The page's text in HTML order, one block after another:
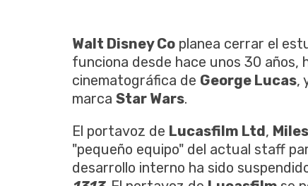
Walt Disney Co planea cerrar el
funciona desde hace unos 30 años,
cinematográfica de George Lucas,
marca Star Wars.
El portavoz de Lucasfilm Ltd,
"pequeño equipo" del actual staff
desarrollo interno ha sido